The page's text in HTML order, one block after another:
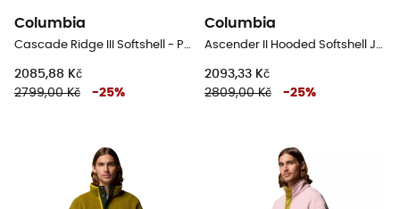
Columbia
Cascade Ridge III Softshell - Pánská softshellová bunda
2085,88 Kč
2799,00 Kč
-25%
Columbia
Ascender II Hooded Softshell Jacket - Pánská softshellová bunda
2093,33 Kč
2809,00 Kč
-25%